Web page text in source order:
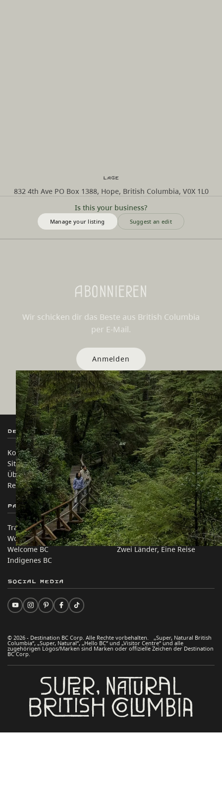
Is this your business?
Manage your listing Suggest an edit
Lage
832 4th Ave PO Box 1388, Hope, British Columbia, V0X 1L0
Abonnieren
Wir schicken dir das Beste aus British Columbia
per E-Mail.
Anmelden
Destination BC
Kontakt
Sitemap
Über uns
Rechtliches & Richtlinien
Unsere Websites
Reisebranche
Medien
Unternehmen
简体中文 – China
Partnerseiten
Trade & Invest BC
Work BC
Welcome BC
Indigenes BC
Auf dieser Website
Reisevorschläge
Praktische Tipps
Zwei Länder, Eine Reise
© 2026 - Destination BC Corp. Alle Rechte vorbehalten. „Super, Natural British
Columbia“, „Super, Natural“, „Hello BC“ und „Visitor Centre“ und alle
zugehörigen Logos/Marken sind Marken oder offizielle Zeichen der Destination
BC Corp.
Social Media